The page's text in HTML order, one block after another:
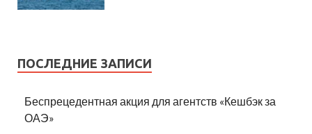
ПОСЛЕДНИЕ ЗАПИСИ
Беспрецедентная акция для агентств «Кешбэк за
ОАЭ»